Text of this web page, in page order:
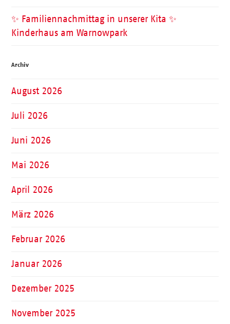
✨ Familiennachmittag in unserer Kita ✨
Kinderhaus am Warnowpark
Archiv
August 2026
Juli 2026
Juni 2026
Mai 2026
April 2026
März 2026
Februar 2026
Januar 2026
Dezember 2025
November 2025